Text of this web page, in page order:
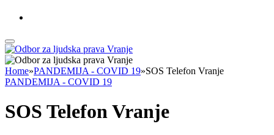
Home»PANDEMIJA - COVID 19»SOS Telefon Vranje
PANDEMIJA - COVID 19
SOS Telefon Vranje